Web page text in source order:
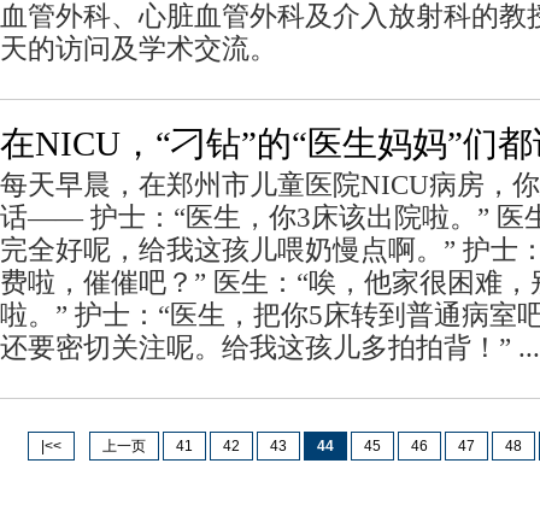
血管外科、心脏血管外科及介入放射科的教
天的访问及学术交流。
在NICU，“刁钻”的“医生妈妈”们
每天早晨，在郑州市儿童医院NICU病房，
话—— 护士：“医生，你3床该出院啦。” 医
完全好呢，给我这孩儿喂奶慢点啊。” 护士
费啦，催催吧？” 医生：“唉，他家很困难
啦。” 护士：“医生，把你5床转到普通病室
还要密切关注呢。给我这孩儿多拍拍背！”
|<< 上一页 41 42 43 44 45 46 47 48